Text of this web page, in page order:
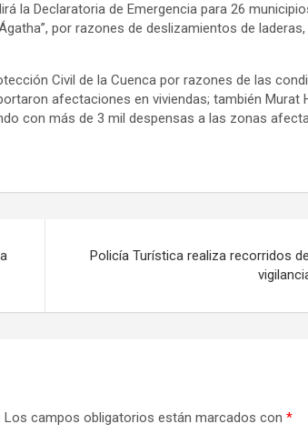
la Declaratoria de Emergencia para 26
por razones de deslizamientos de laderas,
Civil de la Cuenca por razones de las
afectaciones en viviendas; también Murat
con más de 3 mil despensas a las zonas
Policía Turística realiza recorridos
Los campos obligatorios están marcados con *